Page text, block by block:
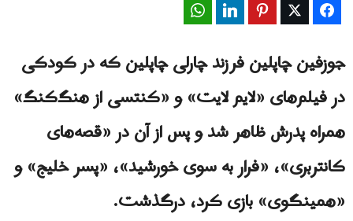
Facebook
Twitter
Pinterest
LinkedIn
جوزفین چاپلین فرزند چارلی چاپلین که در کودکی
در فیلم‌های «لایم لایت» و «کنتسی از هنگ‌کنگ»
همراه پدرش ظاهر شد و پس از آن در «قصه‌های
کانتربری»، «فرار به سوی خورشید»، «پسر خلیج» و
«همینگوی» بازی کرد، درگذشت.